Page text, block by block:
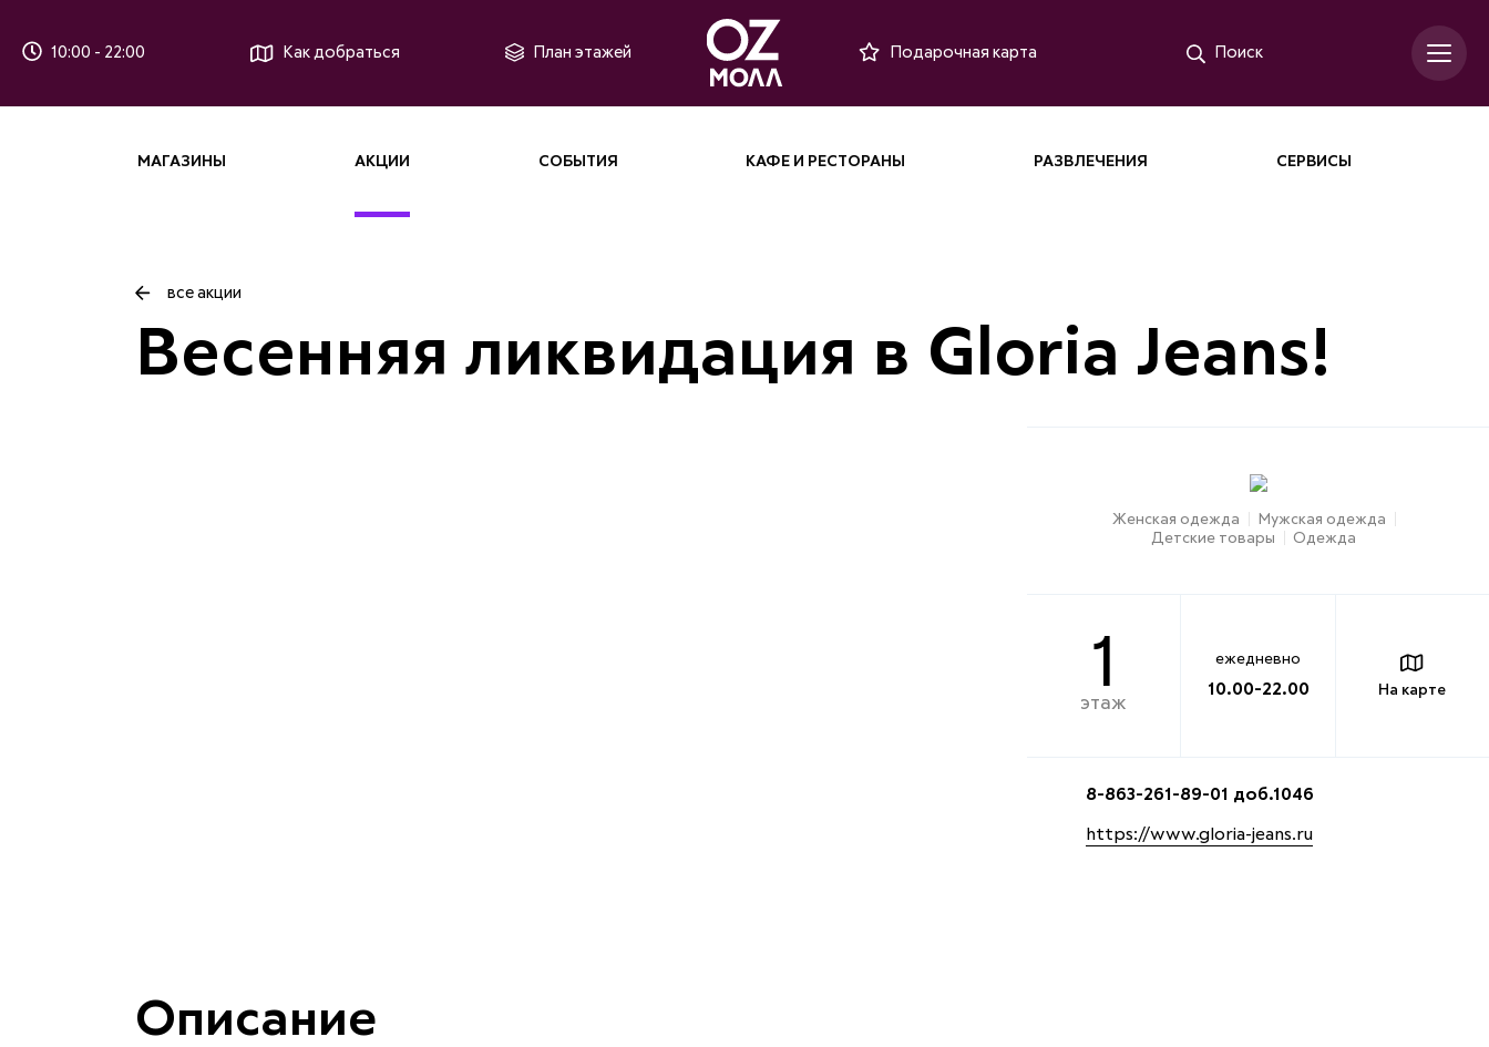
10:00 - 22:00 Как добраться План этажей Подарочная карта Поиск
МАГАЗИНЫ АКЦИИ СОБЫТИЯ КАФЕ И РЕСТОРАНЫ РАЗВЛЕЧЕНИЯ СЕРВИСЫ
все акции
Весенняя ликвидация в Gloria Jeans!
Женская одежда
Мужская одежда
Детские товары
Одежда
1
этаж
ежедневно
10.00-22.00 На карте
8-863-261-89-01 доб.1046
https://www.gloria-jeans.ru
Описание